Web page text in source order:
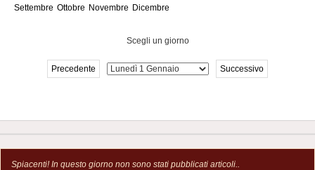
Settembre Ottobre Novembre Dicembre
Scegli un giorno
Precedente Successivo
Spiacenti! In questo giorno non sono stati pubblicati articoli..